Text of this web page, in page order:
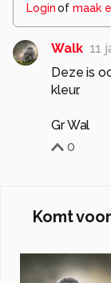
Loginof maak
Walk 11
Deze is
kleur.
Gr Wal
0
Komt